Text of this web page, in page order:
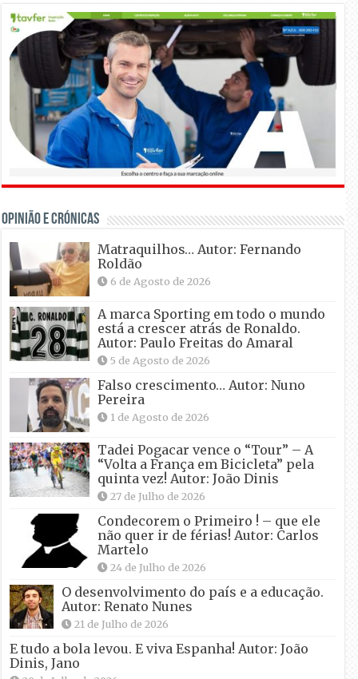
OPINIÃO E CRÓNICAS
Matraquilhos… Autor: Fernando
Roldão
6 de Agosto de 2026
A marca Sporting em todo o mundo
está a crescer atrás de Ronaldo.
Autor: Paulo Freitas do Amaral
5 de Agosto de 2026
Falso crescimento… Autor: Nuno
Pereira
1 de Agosto de 2026
Tadei Pogacar vence o “Tour” – A
“Volta a França em Bicicleta” pela
quinta vez! Autor: João Dinis
27 de Julho de 2026
Condecorem o Primeiro ! – que ele
não quer ir de férias! Autor: Carlos
Martelo
24 de Julho de 2026
O desenvolvimento do país e a educação.
Autor: Renato Nunes
21 de Julho de 2026
E tudo a bola levou. E viva Espanha! Autor: João
Dinis, Jano